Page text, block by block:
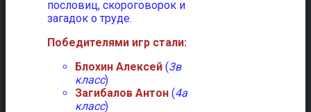
пословиц, скороговорок и
загадок о труде.
Победителями игр стали:
Блохин Алексей (3в
класс)
Загибалов Антон (4а
класс)